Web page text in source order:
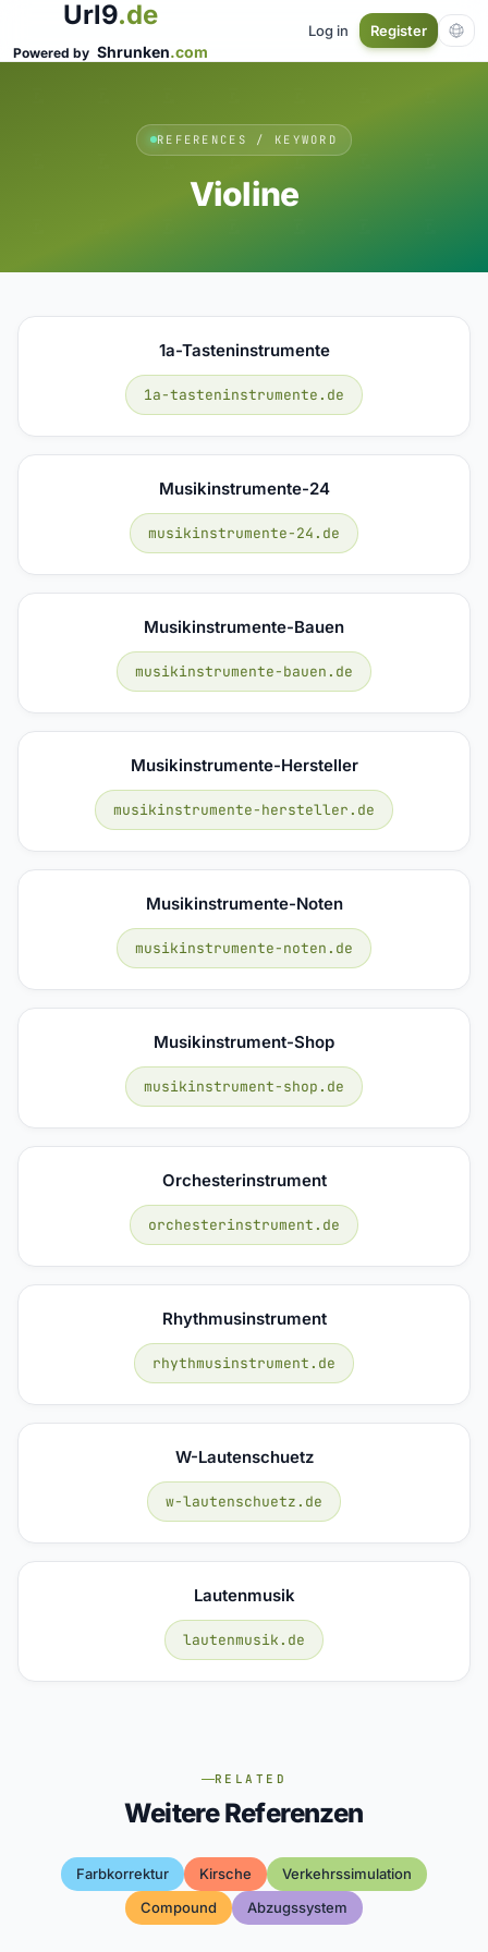
Url9.de
Powered by Shrunken.com
Log in Register
REFERENCES / KEYWORD
Violine
1a-Tasteninstrumente
1a-tasteninstrumente.de
Musikinstrumente-24
musikinstrumente-24.de
Musikinstrumente-Bauen
musikinstrumente-bauen.de
Musikinstrumente-Hersteller
musikinstrumente-hersteller.de
Musikinstrumente-Noten
musikinstrumente-noten.de
Musikinstrument-Shop
musikinstrument-shop.de
Orchesterinstrument
orchesterinstrument.de
Rhythmusinstrument
rhythmusinstrument.de
W-Lautenschuetz
w-lautenschuetz.de
Lautenmusik
lautenmusik.de
RELATED
Weitere Referenzen
Farbkorrektur Kirsche
Verkehrssimulation
Compound
Abzugssystem